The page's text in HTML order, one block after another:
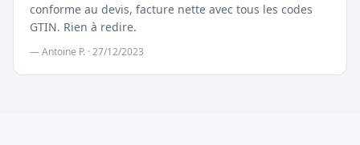
conforme au devis, facture nette avec tous les codes
GTIN. Rien à redire.
—Antoine P. ·27/12/2023